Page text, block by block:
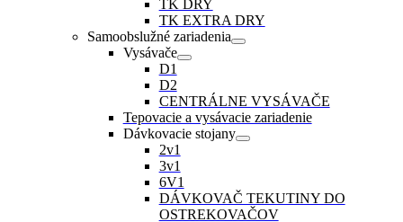
TK DRY
TK EXTRA DRY
Samoobslužné zariadenia
Vysávače
D1
D2
CENTRÁLNE VYSÁVAČE
Tepovacie a vysávacie zariadenie
Dávkovacie stojany
2v1
3v1
6V1
DÁVKOVAČ TEKUTINY DO
OSTREKOVAČOV